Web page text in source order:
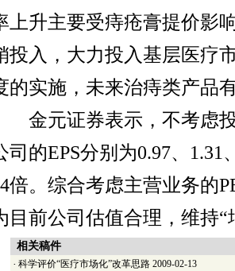
上升主要受痔疮膏提价影
投入，大力投入基层医疗
的实施，未来治痔类产品
金元证券表示，不考虑投
司的EPS分别为0.97、
倍。综合考虑主营业务的
目前公司估值合理，维持“
相关稿件
· 科学评价“医疗市场化”改革思路 2009-02-13